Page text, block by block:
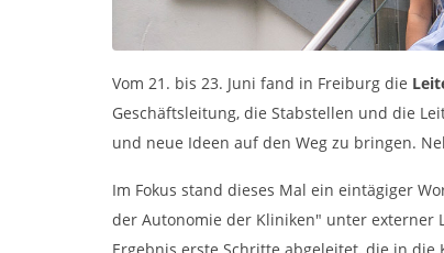
Vom 21. bis 23. Juni fand in Freiburg die
Geschäftsleitung, die Stabstellen und die
und neue Ideen auf den Weg zu bringen.
Im Fokus stand dieses Mal ein eintägiger
der Autonomie der Kliniken" unter externer